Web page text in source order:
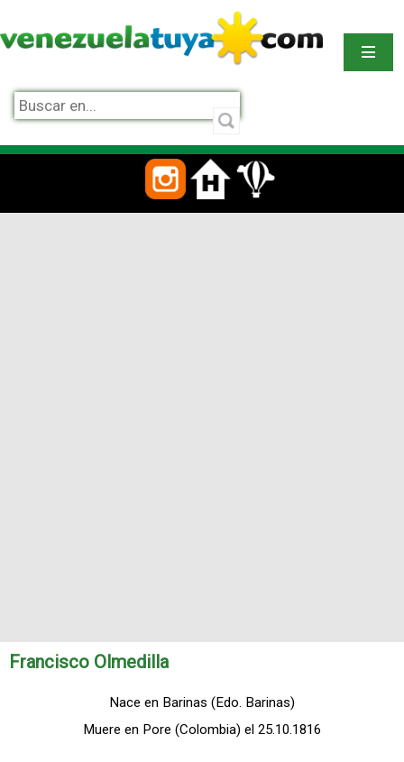
Francisco Olmedilla
Nace en Barinas (Edo. Barinas)
Muere en Pore (Colombia) el 25.10.1816